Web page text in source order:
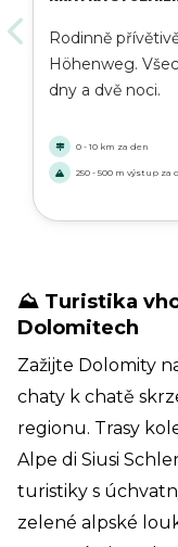
Rodinně
Höhenweg.
dny a dvě noci.
0 - 10 km za den
250 - 500 m výstup za
⛰️ Turistika
Dolomitech
Zažijte Dolomity
chaty k chatě
regionu. Trasy
Alpe di Siusi
turistiky s
zelené alpské